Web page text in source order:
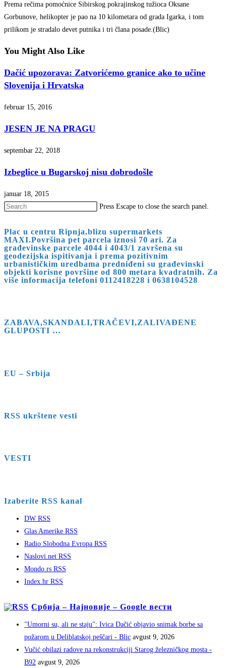
Prema rečima pomoćnice Sibirskog pokrajinskog tužioca Oksane
Gorbunove, helikopter je pao na 10 kilometara od grada Igarka, i tom
prilikom je stradalo devet putnika i tri člana posade.(Blic)
You Might Also Like
Dačić upozorava: Zatvorićemo granice ako to učine
Slovenija i Hrvatska
februar 15, 2016
JESEN JE NA PRAGU
septembar 22, 2018
Izbeglice u Bugarskoj nisu dobrodošle
januar 18, 2015
Press Escape to close the search panel.
Plac u centru Ripnja,blizu supermarkets
MAXI.Površina pet parcela iznosi 70 ari. Za
građevinske parcele 4044 i 4043/1 završena su
geodezijska ispitivanja i prema pozitivnim
urbanističkim uredbama predniđeni su građevinski
objekti korisne površine od 800 metara kvadratnih. Za
više informacija telefoni 0112418228 i 0638104528
ZABAVA,SKANDALI,TRAČEVI,ZALIVAĐENE
GLUPOSTI …
EU – Srbija
RSS ukrštene vesti
VESTI
Izaberite RSS kanal
DW RSS
Glas Amerike RSS
Radio Slobodna Evropa RSS
Naslovi.net RSS
Mondo.rs RSS
Index.hr RSS
Србија – Најновије – Google вести
"Umorni su, ali ne staju": Ivica Dačić objavio snimak borbe sa
požarom u Deliblatskoj peščari - Blic avgust 9, 2026
Vučić obilazi radove na rekonstrukciji Starog železničkog mosta -
B92 avgust 9, 2026